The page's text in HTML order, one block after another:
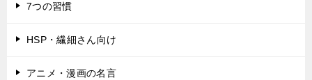
7つの習慣
HSP・繊細さん向け
アニメ・漫画の名言